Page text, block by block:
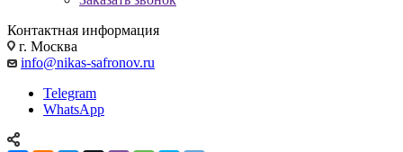
Контактная информация
г. Москва
info@nikas-safronov.ru
Telegram
WhatsApp